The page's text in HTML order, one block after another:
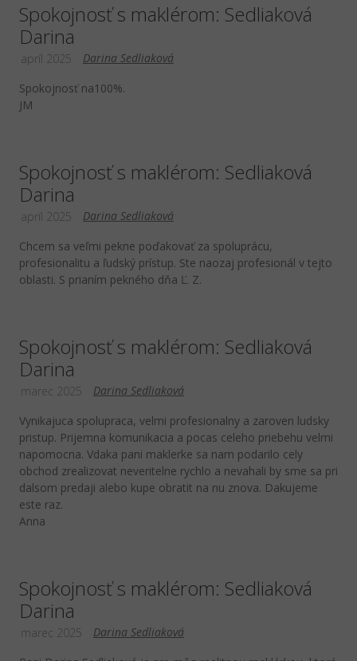
Spokojnosť s maklérom: Sedliaková
Darina
Darina Sedliaková
apríl 2025
Spokojnosť na100%.
JM
Spokojnosť s maklérom: Sedliaková
Darina
Darina Sedliaková
apríl 2025
Chcem sa veľmi pekne poďakovať za spoluprácu,
profesionalitu a ľudský prístup. Ste naozaj profesionál v tejto
oblasti. S prianím pekného dňa Ľ. Z.
Spokojnosť s maklérom: Sedliaková
Darina
Darina Sedliaková
marec 2025
Vynikajuca spolupraca, velmi profesionalny a zaroven ludsky
pristup. Prijemna komunikacia a pocas celeho priebehu velmi
napomocna. Vdaka pani maklerke sa nam podarilo cely
obchod zrealizovat neveritelne rychlo a nevahali by sme sa pri
dalsom predaji alebo kupe obratit na nu znova. Dakujeme
este raz.
Anna
Spokojnosť s maklérom: Sedliaková
Darina
Darina Sedliaková
marec 2025